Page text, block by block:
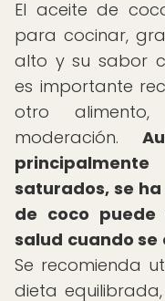
El aceite de
para cocinar,
alto y su sabor
es importante
otro
moderación.
saturados, se
de coco
salud cuando se
Se recomienda
dieta